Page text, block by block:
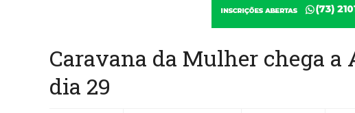
Caravana da Mulher chega
dia 29